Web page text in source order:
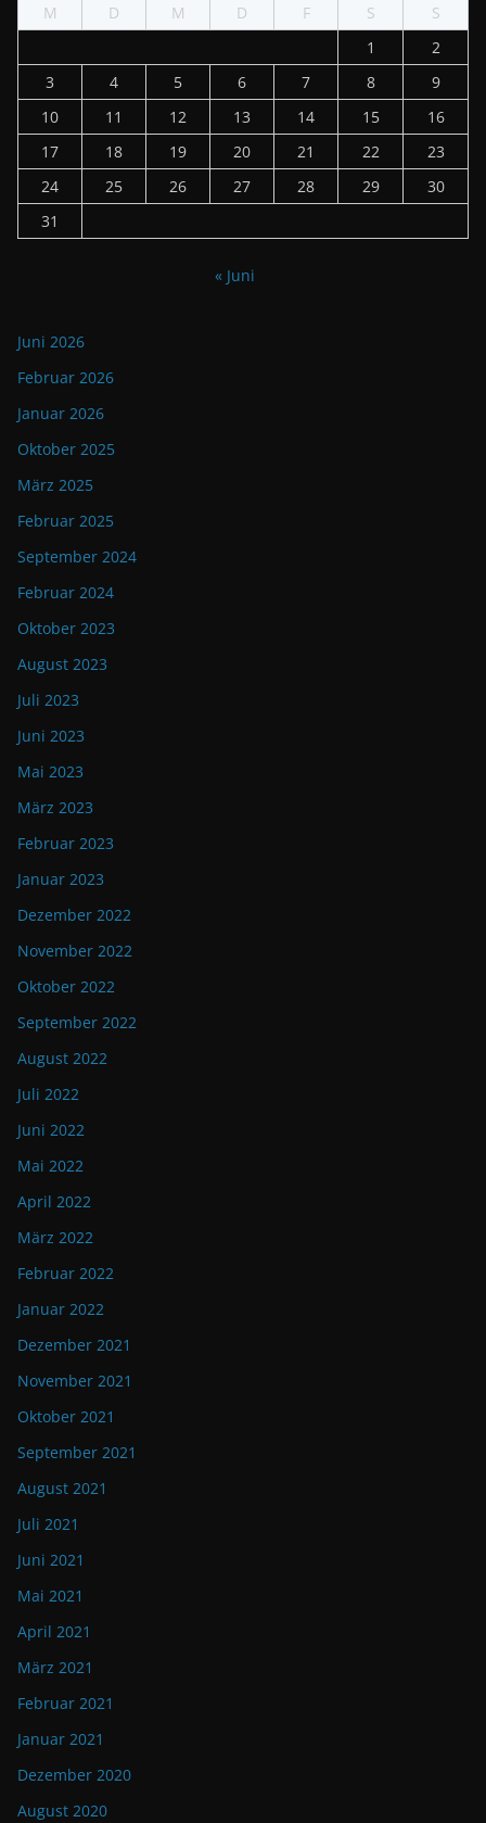
M
D M D F S
S
1
2
3
4 5 6 7 8
9
10
11 12 13 14 15
16
17
18 19 20 21 22
23
24
25 26 27 28 29
30
31
« Juni
Juni 2026
Februar 2026
Januar 2026
Oktober 2025
März 2025
Februar 2025
September 2024
Februar 2024
Oktober 2023
August 2023
Juli 2023
Juni 2023
Mai 2023
März 2023
Februar 2023
Januar 2023
Dezember 2022
November 2022
Oktober 2022
September 2022
August 2022
Juli 2022
Juni 2022
Mai 2022
April 2022
März 2022
Februar 2022
Januar 2022
Dezember 2021
November 2021
Oktober 2021
September 2021
August 2021
Juli 2021
Juni 2021
Mai 2021
April 2021
März 2021
Februar 2021
Januar 2021
Dezember 2020
August 2020